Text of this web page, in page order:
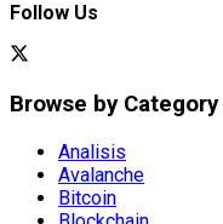
Follow Us
Browse by Category
Analisis
Avalanche
Bitcoin